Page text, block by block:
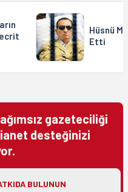
Hüsnü
Etti
gazeteciliği
desteğinizi
BULUNUN